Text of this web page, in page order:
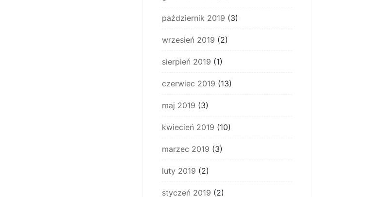
październik 2019 (3)
wrzesień 2019 (2)
sierpień 2019 (1)
czerwiec 2019 (13)
maj 2019 (3)
kwiecień 2019 (10)
marzec 2019 (3)
luty 2019 (2)
styczeń 2019 (2)